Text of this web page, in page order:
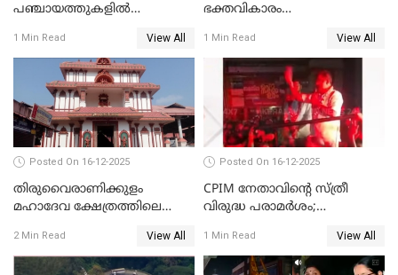
പഞ്ചായത്തുകളിൽ
സ്ഥാപനങ്ങൾക്ക് അവധി
1 Min Read View All
ഭക്തവികാരം
ഡിജിപിക്ക് പരാതി; ശക്തമായ
നടപടി വേണമെന്നു
സിപിഐഎമ്മും
1 Min Read View All
Posted On 16-12-2025
തിരുവൈരാണിക്കുളം
മഹാദേവ ക്ഷേത്രത്തിലെ
ജനുവരി 2 ന് തുടക്കമാകും
2 Min Read View All
Posted On 16-12-2025
CPIM നേതാവിൻ്റെ സ്ത്രീ
വിരുദ്ധ പരാമർശം;
1 Min Read View All